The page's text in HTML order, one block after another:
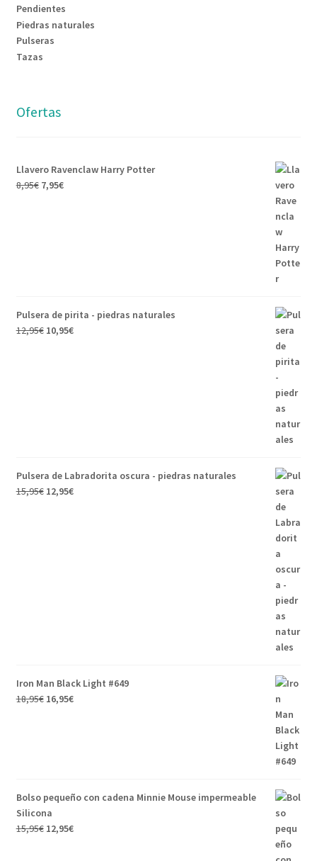
Pendientes
Piedras naturales
Pulseras
Tazas
Ofertas
Llavero Ravenclaw Harry Potter
8,95€ 7,95€
Pulsera de pirita - piedras naturales
12,95€ 10,95€
Pulsera de Labradorita oscura - piedras naturales
15,95€ 12,95€
Iron Man Black Light #649
18,95€ 16,95€
Bolso pequeño con cadena Minnie Mouse impermeable
Silicona
15,95€ 12,95€